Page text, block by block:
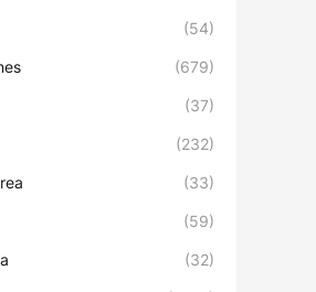
(54)
(679)
(37)
(232)
(33)
(59)
(32)